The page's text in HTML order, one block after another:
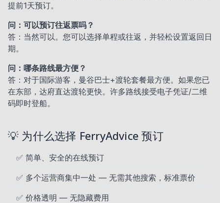
提前1天预订。
问：可以预订往返票吗？
答：当然可以。您可以选择单程或往返，并轻松设置返回日
期。
问：哪条路线最方便？
答：对于国际游客，曼谷巴士+渡轮套餐最方便。如果您已
在东部，达府直达渡轮更快。许多路线接受电子凭证/二维
码即时登船。
💡 为什么选择 FerryAdvice 预订
✅ 简单、安全的在线预订
✅ 多个运营商集中一处 — 无需其他搜索，标准票价
✅ 价格透明 — 无隐藏费用